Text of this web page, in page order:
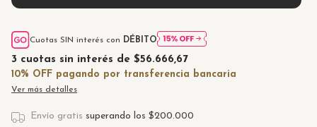
Cuotas SIN interés con DÉBITO
3 cuotas sin interés de $56.666,67
Ver más detalles
Envío gratis superando los $200.000